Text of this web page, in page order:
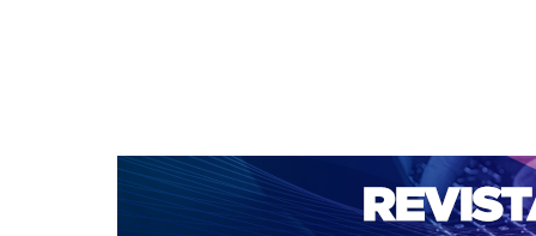
CAPA SOBRE ACESSO CADASTRO
NOTÍCIAS
PORTAL DE REVISTAS DA UNIFACS
PARA AVALIADORES
NOVA SUBMISSÃO